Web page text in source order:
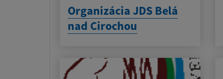
Organizácia JDS Belá
nad Cirochou